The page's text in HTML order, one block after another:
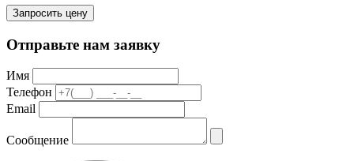
Запросить цену
Отправьте нам заявку
Имя
Телефон
Email
Сообщение